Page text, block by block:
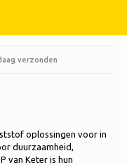
oplossingen voor in
duurzaamheid,
van Keter is hun